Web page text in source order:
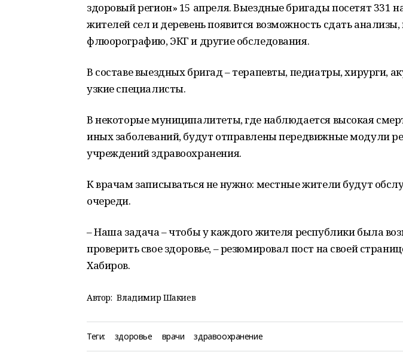
здоровый регион» 15 апреля. Выездные бригады посетят 331
жителей сел и деревень появится возможность сдать
флюорографию, ЭКГ и другие обследования.
В составе выездных бригад – терапевты, педиатры, хирурги,
узкие специалисты.
В некоторые муниципалитеты, где наблюдается высокая
иных заболеваний, будут отправлены передвижные модули
учреждений здравоохранения.
К врачам записываться не нужно: местные жители будут
очереди.
– Наша задача – чтобы у каждого жителя республики была
проверить свое здоровье, – резюмировал пост на своей
Хабиров.
Автор: Владимир Шакиев
Теги: здоровье врачи здравоохранение